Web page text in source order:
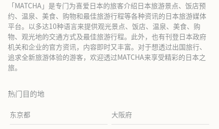
「MATCHA」是专门为喜爱日本的旅客介绍日本旅游景点、饭店预
约、温泉、美食、购物和最佳旅游行程等各种资讯的日本旅游媒体
平台。以多达10种语言来提供观光景点、饭店、温泉、美食、购
物、观光地的交通方式及最佳旅游行程。此外，也有刊登日本政府
机关和企业的官方资讯，内容即时又丰富。对于想透过出国旅行、
追求全新旅游体验的游客，欢迎透过MATCHA来享受精彩的日本之
旅。
热门目的地
东京都 大阪府